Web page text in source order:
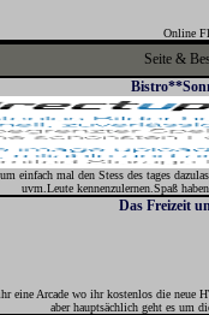
Online
Seite &
einfach mal den Stess des tages
uvm.Leute kennenzulernen.Spaß
Das Freizeit
eine Arcade wo ihr kostenlos die neue
aber hauptsächlich geht es um